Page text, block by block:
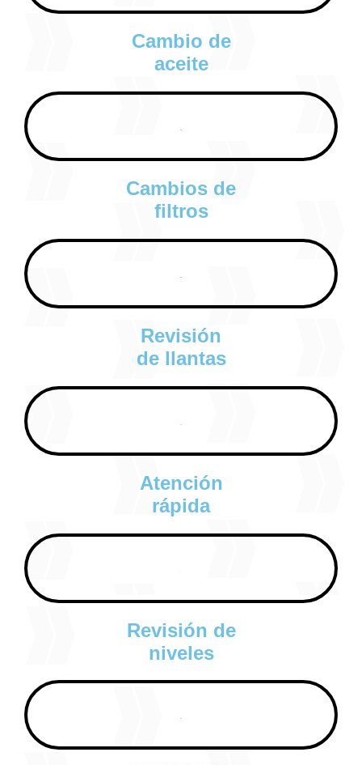
Cambio de
aceite
Cambios de
filtros
Revisión
de llantas
Atención
rápida
Revisión de
niveles